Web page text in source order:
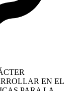
EN EL